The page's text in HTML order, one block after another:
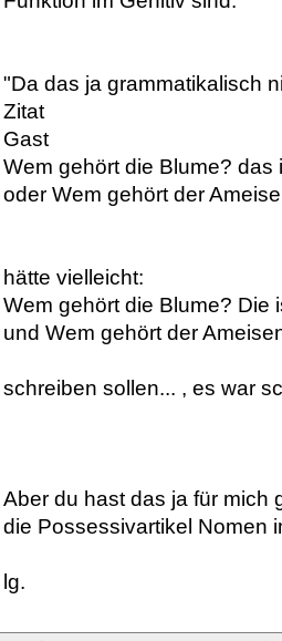
"Da das ja grammatikalisch
Zitat
Gast
Wem gehört die Blume? das
oder Wem gehört der
hätte vielleicht:
Wem gehört die Blume? Die
und Wem gehört der
schreiben sollen... , es war
Aber du hast das ja für mich
die Possessivartikel Nomen
lg.